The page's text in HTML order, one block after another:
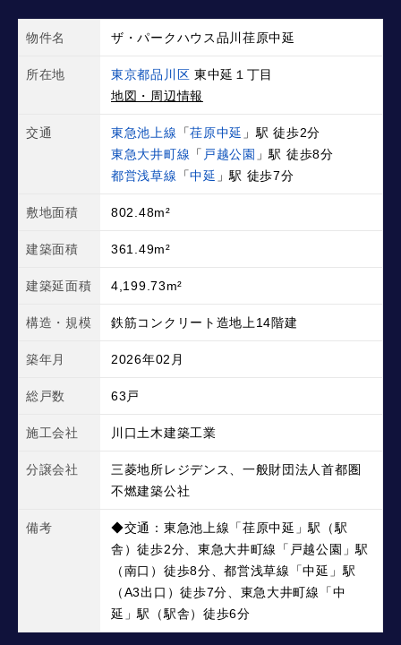
物件名 ザ・パークハウス品川荏原中延
所在地 東京都品川区 東中延１丁目
地図・周辺情報
交通 東急池上線 「荏原中延 」駅 徒歩2分
東急大井町線 「 戸越公園 」駅 徒歩8分
都営浅草線 「中延 」駅 徒歩7分
敷地面積 802.48m²
建築面積 361.49m²
建築延面積 4,199.73m²
構造・規模 鉄筋コンクリート造地上14階建
築年月 2026年02月
総戸数 63戸
施工会社 川口土木建築工業
分譲会社
三菱地所レジデンス、一般財団法人首都圏
不燃建築公社
備考
◆交通：東急池上線「荏原中延」駅（駅
舎）徒歩2分、東急大井町線「戸越公園」駅
（南口）徒歩8分、都営浅草線「中延」駅
（A3出口）徒歩7分、東急大井町線「中
延」駅（駅舎）徒歩6分